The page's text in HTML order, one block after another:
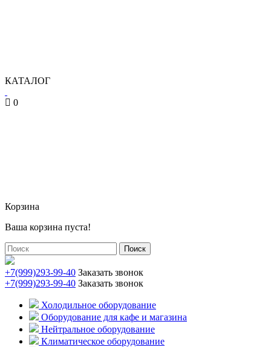
КАТАЛОГ
0
Корзина
Ваша корзина пуста!
Поиск
+7(999)293-99-40 Заказать звонок
+7(999)293-99-40 Заказать звонок
Холодильное оборудование
Оборудование для кафе и магазина
Нейтральное оборудование
Климатическое оборудование